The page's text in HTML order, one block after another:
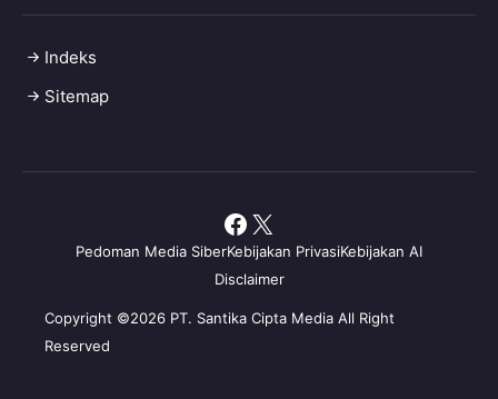
Indeks
Sitemap
Copyright ©2026 PT. Santika Cipta Media All Right
Reserved
Pedoman Media SiberKebijakan PrivasiKebijakan AI
Disclaimer
Facebook
X